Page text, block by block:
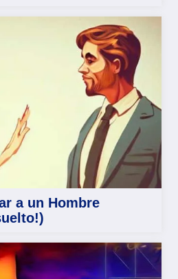
a un Hombre